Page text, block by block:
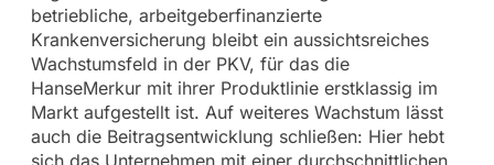
betriebliche, arbeitgeberfinanzierte
Krankenversicherung bleibt ein aussichtsreiches
Wachstumsfeld in der PKV, für das die
HanseMerkur mit ihrer Produktlinie erstklassig im
Markt aufgestellt ist. Auf weiteres Wachstum lässt
auch die Beitragsentwicklung schließen: Hier hebt
sich das Unternehmen mit einer durchschnittlichen